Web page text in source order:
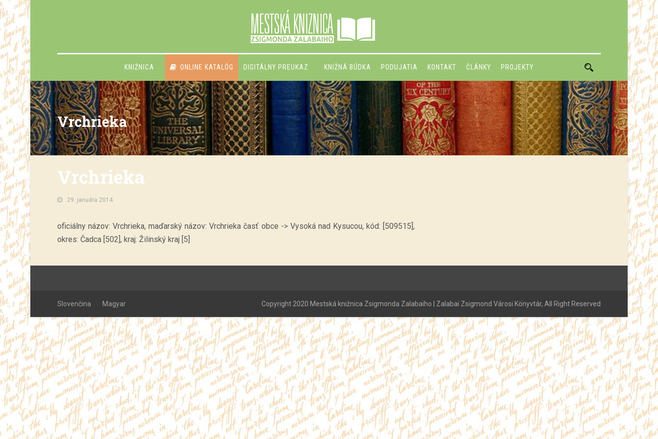
KNIŽNICA ONLINE KATALÓG DIGITÁLNY PREUKAZ KNIŽNÁ BÚDKA PODUJATIA KONTAKT ČLÁNKY PROJEKTY
Vrchrieka
Vrchrieka
29. januára 2014.
oficiálny názov: Vrchrieka, maďarský názov: Vrchrieka časť obce -> Vysoká nad Kysucou, kód: [509515],
okres: Čadca [502], kraj: Žilinský kraj [5]
Slovenčina Magyar Copyright 2020 Mestská knižnica Zsigmonda Zalabaiho | Zalabai Zsigmond Városi Könyvtár, All Right Reserved